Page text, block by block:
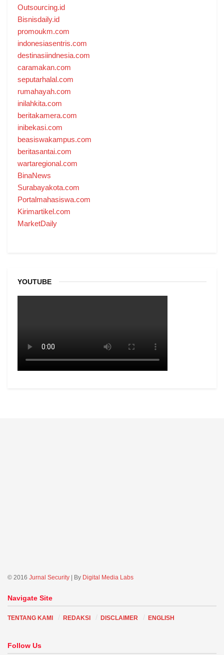
Outsourcing.id
Bisnisdaily.id
promoukm.com
indonesiasentris.com
destinasiindnesia.com
caramakan.com
seputarhalal.com
rumahayah.com
inilahkita.com
beritakamera.com
inibekasi.com
beasiswakampus.com
beritasantai.com
wartaregional.com
BinaNews
Surabayakota.com
Portalmahasiswa.com
Kirimartikel.com
MarketDaily
YOUTUBE
© 2016 Jurnal Security | By Digital Media Labs
Navigate Site
TENTANG KAMI REDAKSI DISCLAIMER ENGLISH
Follow Us